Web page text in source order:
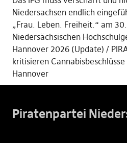
Niedersachsen endlich
„Frau. Leben. Freiheit.“ am
Niedersächsischen
Hannover 2026 (Update)
kritisieren
Hannover
Piratenpartei